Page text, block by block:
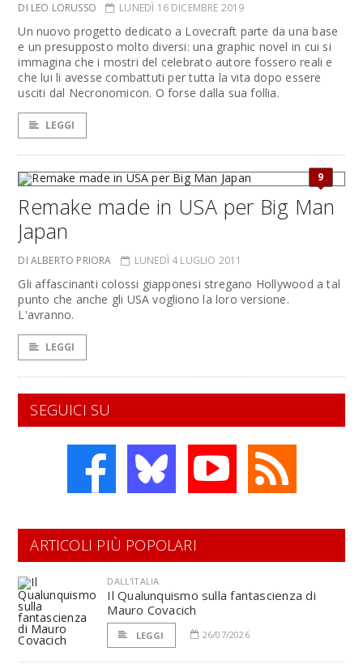
DI LEO LORUSSO LUNEDÌ 16 DICEMBRE 2019
Un nuovo progetto dedicato a Lovecraft parte da una base
e un presupposto molto diversi: una graphic novel in cui si
immagina che i mostri del celebrato autore fossero reali e
che lui li avesse combattuti per tutta la vita dopo essere
usciti dal Necronomicon. O forse dalla sua follia.
LEGGI
9
Remake made in USA per Big Man
Japan
DI ALBERTO PRIORA LUNEDÌ 4 LUGLIO 2011
Gli affascinanti colossi giapponesi stregano Hollywood a tal
punto che anche gli USA vogliono la loro versione.
L'avranno.
LEGGI
SEGUICI SU
ARTICOLI PIÙ POPOLARI
DALL'ITALIA
Il Qualunquismo sulla fantascienza di
Mauro Covacich
LEGGI 26/07/2026